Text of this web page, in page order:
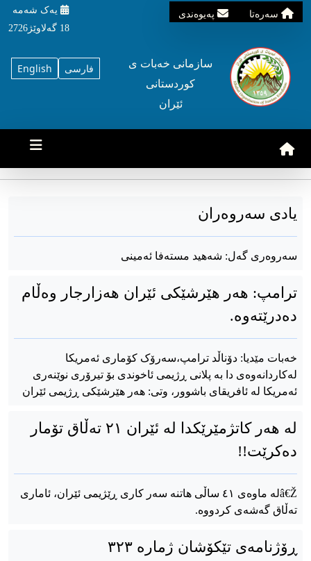
سه‌ره‌تا په‌یوه‌ندی
یه‌ک شه‌مه‌
18 گه‌لاوێژ2726
English فارسی
سازمانی خه‌بات ی
کوردستانی
ئێران
یادی سەروەران
سەروەری گەل: شەهید مستەفا ئەمینی
ترامپ: هەر هێرشێکی ئێران هەزارجار وەڵام
دەدرێتەوە.
خەبات مێدیا: دۆناڵد ترامپ،سەرۆک کۆماری ئەمریکا
لەکاردانەوەی دا بە پلانی ڕژیمی ئاخوندی بۆ تیرۆری نوێنەری
ئەمریکا لە ئافریقای باشوور، وتی: هەر هێرشێکی ڕژیمی ئێران
لە هەر کاتژمێرێکدا لە ئێران ٢١ تەڵاق تۆمار
دەکرێت!!
â€Žلە ماوەی ٤١ ساڵی هاتنە سەر کاری ڕێژیمی ئێران، ئاماری
تەڵاق گەشەی کردووە.
ڕۆژنامه‌ی تێکۆشان ژماره‌ ٣٢٣